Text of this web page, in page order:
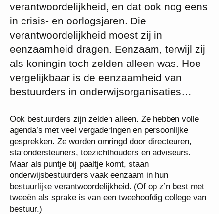
verantwoordelijkheid, en dat ook nog eens
in crisis- en oorlogsjaren. Die
verantwoordelijkheid moest zij in
eenzaamheid dragen. Eenzaam, terwijl zij
als koningin toch zelden alleen was. Hoe
vergelijkbaar is de eenzaamheid van
bestuurders in onderwijsorganisaties…
Ook bestuurders zijn zelden alleen. Ze hebben volle
agenda’s met veel vergaderingen en persoonlijke
gesprekken. Ze worden omringd door directeuren,
stafondersteuners, toezichthouders en adviseurs.
Maar als puntje bij paaltje komt, staan
onderwijsbestuurders vaak eenzaam in hun
bestuurlijke verantwoordelijkheid. (Of op z’n best met
tweeën als sprake is van een tweehoofdig college van
bestuur.)